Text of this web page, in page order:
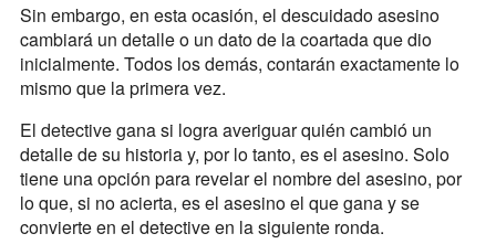
Sin embargo, en esta ocasión, el descuidado asesino
cambiará un detalle o un dato de la coartada que dio
inicialmente. Todos los demás, contarán exactamente lo
mismo que la primera vez.
El detective gana si logra averiguar quién cambió un
detalle de su historia y, por lo tanto, es el asesino. Solo
tiene una opción para revelar el nombre del asesino, por
lo que, si no acierta, es el asesino el que gana y se
convierte en el detective en la siguiente ronda.